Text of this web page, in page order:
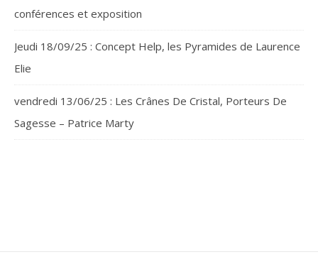
conférences et exposition
Jeudi 18/09/25 : Concept Help, les Pyramides de Laurence
Elie
vendredi 13/06/25 : Les Crânes De Cristal, Porteurs De
Sagesse – Patrice Marty